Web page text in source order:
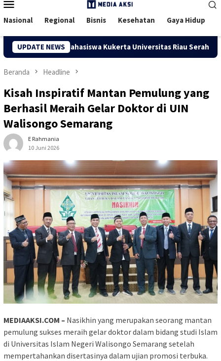
Mobile
Nasional Regional Bisnis Kesehatan Gaya Hidup
UPDATE NEWS
dan Mahasiswa Kukerta Universitas Riau Serahkan
Beranda Headline
Kisah Inspiratif Mantan Pemulung yang
Berhasil Meraih Gelar Doktor di UIN
Walisongo Semarang
E Rahmania
10 Juni 2026
MEDIAAKSI.COM – Nasikhin yang merupakan seorang mantan
pemulung sukses meraih gelar doktor dalam bidang studi Islam
di Universitas Islam Negeri Walisongo Semarang setelah
mempertahankan disertasinya dalam ujian promosi terbuka.